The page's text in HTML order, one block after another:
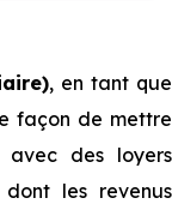
, en tant que
façon de mettre
avec des loyers
les revenus